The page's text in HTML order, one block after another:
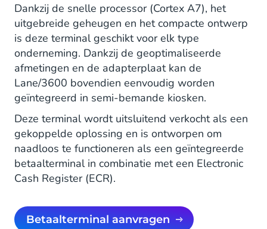
Dankzij de snelle processor (Cortex A7), het
uitgebreide geheugen en het compacte ontwerp
is deze terminal geschikt voor elk type
onderneming. Dankzij de geoptimaliseerde
afmetingen en de adapterplaat kan de
Lane/3600 bovendien eenvoudig worden
geïntegreerd in semi-bemande kiosken.
Deze terminal wordt uitsluitend verkocht als een
gekoppelde oplossing en is ontworpen om
naadloos te functioneren als een geïntegreerde
betaalterminal in combinatie met een Electronic
Cash Register (ECR).
Betaalterminal aanvragen